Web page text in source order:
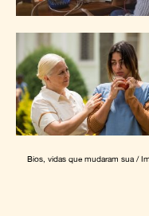
Bios, vidas que mudaram sua /